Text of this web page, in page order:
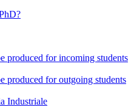
produced for incoming students
produced for outgoing students
Industriale